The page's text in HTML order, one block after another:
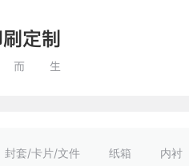
封套/卡片/文件 纸箱 内衬